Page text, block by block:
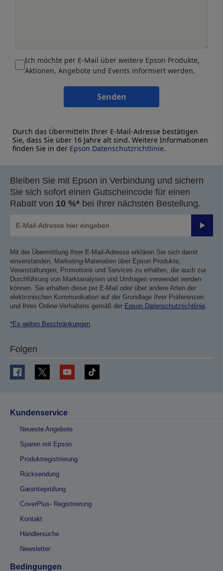
Ich möchte per E-Mail über weitere Epson Produkte,
Aktionen, Angebote und Events informiert werden.
Senden
Durch das Übermitteln Ihrer E-Mail-Adresse bestätigen
Sie, dass Sie über 16 Jahre alt sind. Weitere Informationen
finden Sie in der Epson Datenschutzrichtlinie.
Bleiben Sie mit Epson in Verbindung und sichern
Sie sich sofort einen Gutscheincode für einen
Rabatt von 10 %* bei Ihrer nächsten Bestellung.
Mit der Übermittlung Ihrer E-Mail-Adresse erklären Sie sich damit
einverstanden, Marketing-Materialien über Epson Produkte,
Veranstaltungen, Promotions und Services zu erhalten, die auch zur
Durchführung von Marktanalysen und Umfragen verwendet werden
können. Sie erhalten diese per E-Mail oder über andere Arten der
elektronischen Kommunikation auf der Grundlage Ihrer Präferenzen
und Ihres Online-Verhaltens gemäß der Epson Datenschutzrichtlinie.
*Es gelten Beschränkungen
Folgen
Kundenservice
Neueste Angebote
Sparen mit Epson
Produktregistrierung
Rücksendung
Garantieprüfung
CoverPlus- Registrierung
Kontakt
Händlersuche
Newsletter
Bedingungen